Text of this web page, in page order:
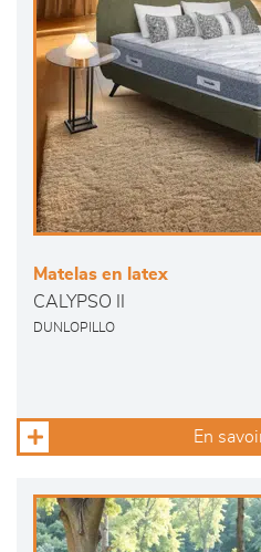
Matelas en latex
CALYPSO II
DUNLOPILLO
En